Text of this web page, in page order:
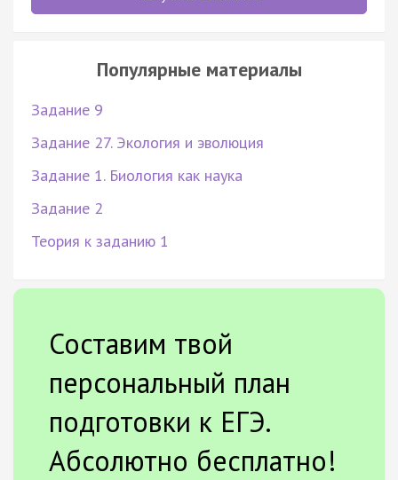
Популярные материалы
Задание 9
Задание 27. Экология и эволюция
Задание 1. Биология как наука
Задание 2
Теория к заданию 1
Составим твой
персональный план
подготовки к ЕГЭ.
Абсолютно бесплатно!